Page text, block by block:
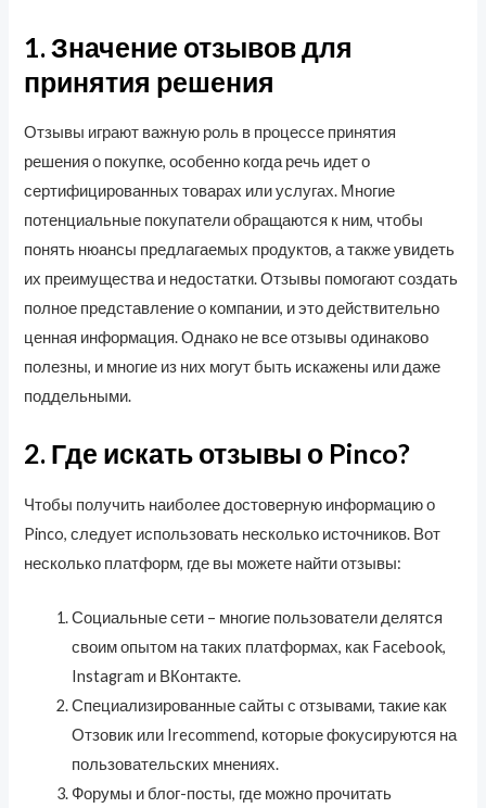
1. Значение отзывов для
принятия решения
Отзывы играют важную роль в процессе принятия
решения о покупке, особенно когда речь идет о
сертифицированных товарах или услугах. Многие
потенциальные покупатели обращаются к ним, чтобы
понять нюансы предлагаемых продуктов, а также увидеть
их преимущества и недостатки. Отзывы помогают создать
полное представление о компании, и это действительно
ценная информация. Однако не все отзывы одинаково
полезны, и многие из них могут быть искажены или даже
поддельными.
2. Где искать отзывы о Pinco?
Чтобы получить наиболее достоверную информацию о
Pinco, следует использовать несколько источников. Вот
несколько платформ, где вы можете найти отзывы:
Социальные сети – многие пользователи делятся
своим опытом на таких платформах, как Facebook,
Instagram и ВКонтакте.
Специализированные сайты с отзывами, такие как
Отзовик или Irecommend, которые фокусируются на
пользовательских мнениях.
Форумы и блог-посты, где можно прочитать